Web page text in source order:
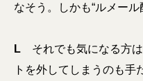
なそう。しかも“ルメール
L それでも気になる方
トを外してしまうのも手